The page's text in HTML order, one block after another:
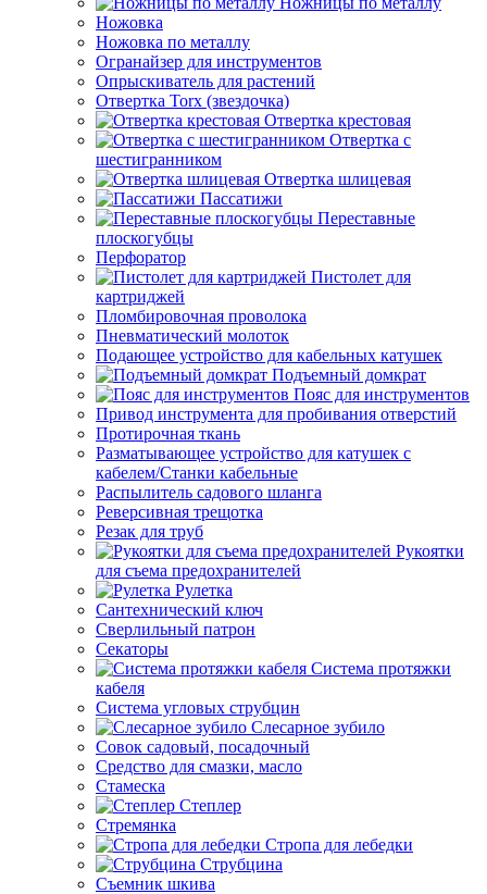
Ножовка
Ножовка по металлу
Огранайзер для инструментов
Опрыскиватель для растений
Отвертка Torx (звездочка)
Отвертка крестовая
Отвертка с
шестигранником
Отвертка шлицевая
Пассатижи
Переставные
плоскогубцы
Перфоратор
Пистолет для
картриджей
Пломбировочная проволока
Пневматический молоток
Подающее устройство для кабельных катушек
Подъемный домкрат
Пояс для инструментов
Привод инструмента для пробивания отверстий
Протирочная ткань
Разматывающее устройство для катушек с
кабелем/Станки кабельные
Распылитель садового шланга
Реверсивная трещотка
Резак для труб
Рукоятки
для съема предохранителей
Рулетка
Сантехнический ключ
Сверлильный патрон
Секаторы
Система протяжки
кабеля
Система угловых струбцин
Слесарное зубило
Совок садовый, посадочный
Средство для смазки, масло
Стамеска
Степлер
Стремянка
Стропа для лебедки
Струбцина
Съемник шкива